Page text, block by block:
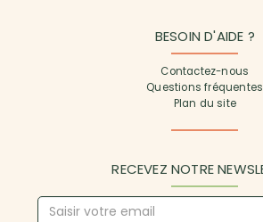
BESOIN D'AIDE ?
Contactez-nous
Questions fréquentes
Plan du site
RECEVEZ NOTRE